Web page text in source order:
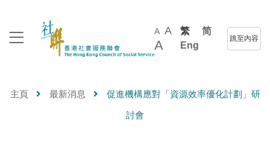
A A
A
繁
简
Eng
跳至內容
主頁 最新消息 促進機構應對「資源效率優化計劃」研
討會